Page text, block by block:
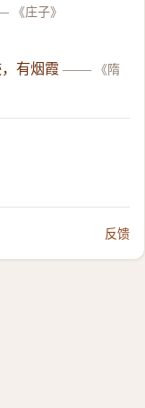
《庄子》
有烟霞 ——
《隋
反馈